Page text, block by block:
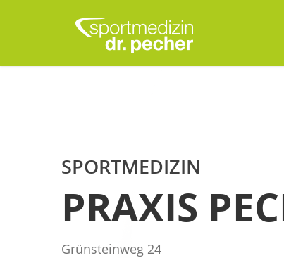
SPORTMEDIZIN
PRAXIS
Grünsteinweg 24